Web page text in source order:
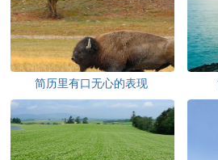
简历里有口无心的表现